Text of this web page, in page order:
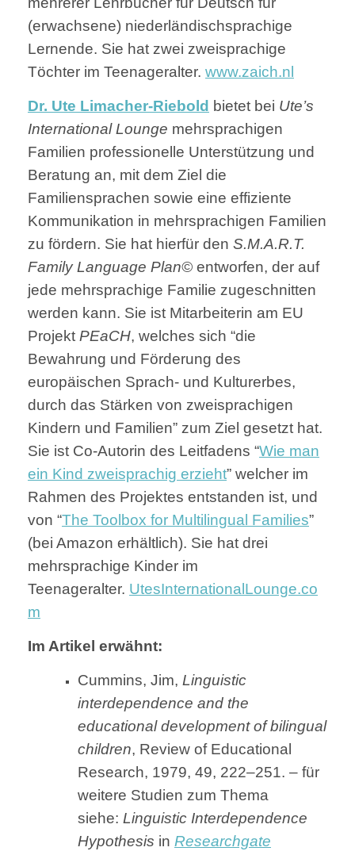
(erwachsene) niederländischsprachige
Lernende. Sie hat zwei zweisprachige
Töchter im Teenageralter. www.zaich.nl
Dr. Ute Limacher-Riebold bietet bei Ute’s
International Lounge mehrsprachigen
Familien professionelle Unterstützung und
Beratung an, mit dem Ziel die
Familiensprachen sowie eine effiziente
Kommunikation in mehrsprachigen Familien
zu fördern. Sie hat hierfür den S.M.A.R.T.
Family Language Plan© entworfen, der auf
jede mehrsprachige Familie zugeschnitten
werden kann. Sie ist Mitarbeiterin am EU
Projekt PEaCH, welches sich “die
Bewahrung und Förderung des
europäischen Sprach- und Kulturerbes,
durch das Stärken von zweisprachigen
Kindern und Familien” zum Ziel gesetzt hat.
Sie ist Co-Autorin des Leitfadens “Wie man
ein Kind zweisprachig erzieht” welcher im
Rahmen des Projektes entstanden ist, und
von “The Toolbox for Multilingual Families”
(bei Amazon erhältlich). Sie hat drei
mehrsprachige Kinder im
Teenageralter. UtesInternationalLounge.co
m
Im Artikel erwähnt:
Cummins, Jim, Linguistic
interdependence and the
educational development of bilingual
children, Review of Educational
Research, 1979, 49, 222–251. – für
weitere Studien zum Thema
siehe: Linguistic Interdependence
Hypothesis in Researchgate